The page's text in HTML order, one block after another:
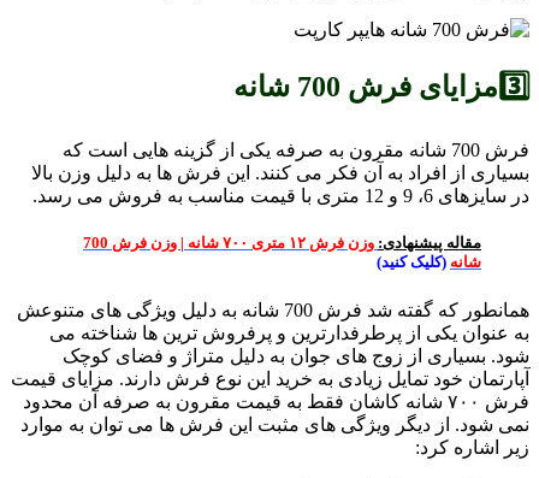
3️⃣مزایای فرش 700 شانه
فرش 700 شانه مقرون به صرفه یکی از گزینه هایی است که
بسیاری از افراد به آن فکر می کنند. این فرش ها به دلیل وزن بالا
در سایزهای 6، 9 و 12 متری با قیمت مناسب به فروش می رسد.
مقاله پیشنهادی:
وزن فرش ۱۲ متری ۷۰۰ شانه | وزن فرش 700
شانه (کلیک کنید)
همانطور که گفته شد فرش 700 شانه به دلیل ویژگی های متنوعش
به عنوان یکی از پرطرفدارترین و پرفروش ترین ها شناخته می
شود. بسیاری از زوج های جوان به دلیل متراژ و فضای کوچک
آپارتمان خود تمایل زیادی به خرید این نوع فرش دارند. مزایای قیمت
فرش ۷۰۰ شانه کاشان فقط به قیمت مقرون به صرفه آن محدود
نمی شود. از دیگر ویژگی های مثبت این فرش ها می توان به موارد
زیر اشاره کرد: